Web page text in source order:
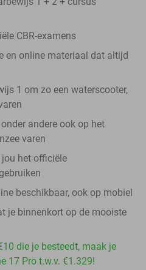
CBR-examens
en online materiaal dat altijd
1 om zo een waterscooter,
andere ook op het
varen
het officiële
beschikbaar, ook op mobiel
je binnenkort op de mooiste
die je besteedt, maak je
17 Pro t.w.v. €1.329!